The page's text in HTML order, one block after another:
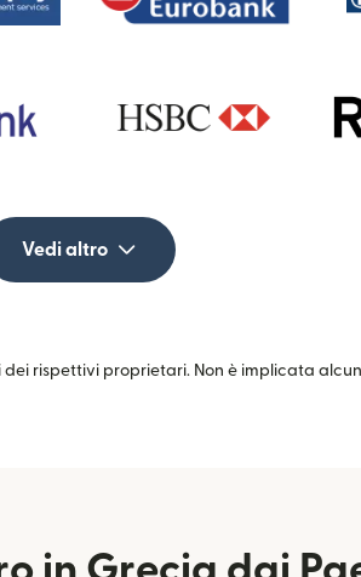
Vedi altro
rispettivi proprietari. Non è implicata